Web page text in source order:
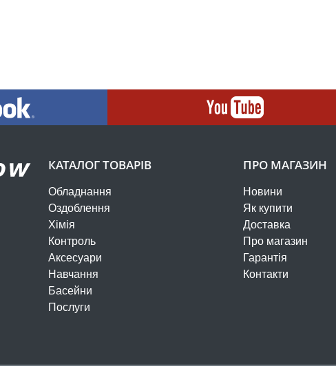
КАТАЛОГ ТОВАРІВ
Обладнання
Оздоблення
Хімія
Контроль
Аксесуари
Навчання
Басейни
Послуги
ПРО МАГАЗИН
Новини
Як купити
Доставка
Про магазин
Гарантія
Контакти